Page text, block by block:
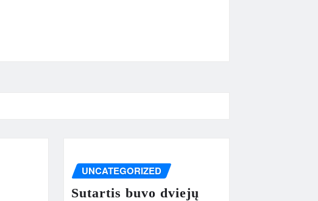
UNCATEGORIZED
Sutartis buvo dviejų